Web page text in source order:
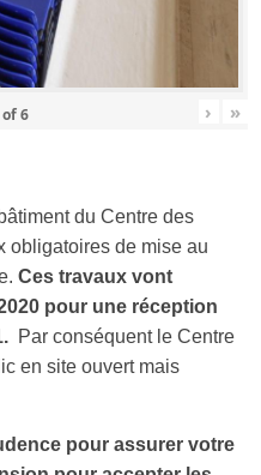
of6 › »
du Centre des
obligatoires de mise au
Ces travaux vont
pour une réception
Par conséquent le Centre
en site ouvert mais
pour assurer votre